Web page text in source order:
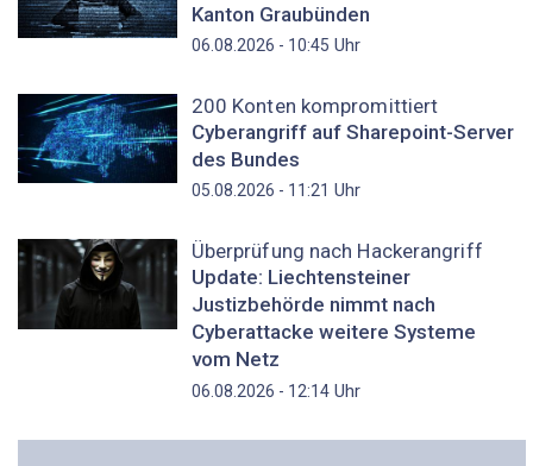
Kanton Graubünden
06.08.2026 - 10:45 Uhr
200 Konten kompromittiert
Cyberangriff auf Sharepoint-Server
des Bundes
05.08.2026 - 11:21 Uhr
Überprüfung nach Hackerangriff
Update: Liechtensteiner
Justizbehörde nimmt nach
Cyberattacke weitere Systeme
vom Netz
06.08.2026 - 12:14Uhr